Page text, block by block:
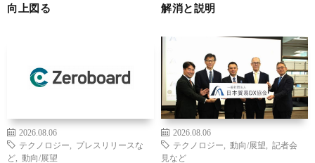
向上図る
解消と説明
2026.08.06
テクノロジー
プレスリリースな
ど
動向/展望
2026.08.06
テクノロジー
動向/展望
記者会
見など